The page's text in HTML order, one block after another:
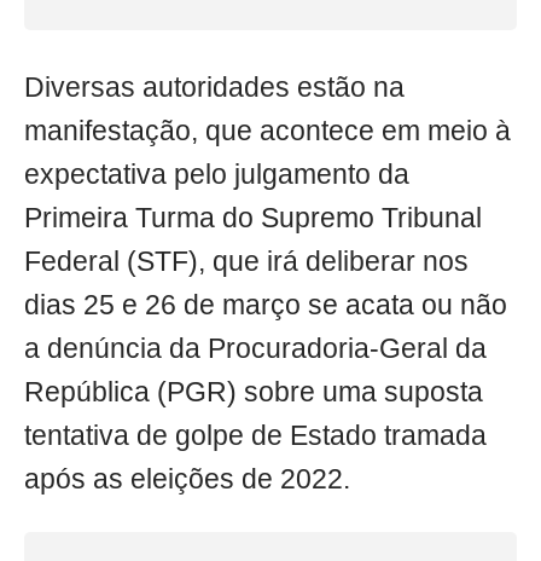
Diversas autoridades estão na
manifestação, que acontece em meio à
expectativa pelo julgamento da
Primeira Turma do Supremo Tribunal
Federal (STF), que irá deliberar nos
dias 25 e 26 de março se acata ou não
a denúncia da Procuradoria-Geral da
República (PGR) sobre uma suposta
tentativa de golpe de Estado tramada
após as eleições de 2022.